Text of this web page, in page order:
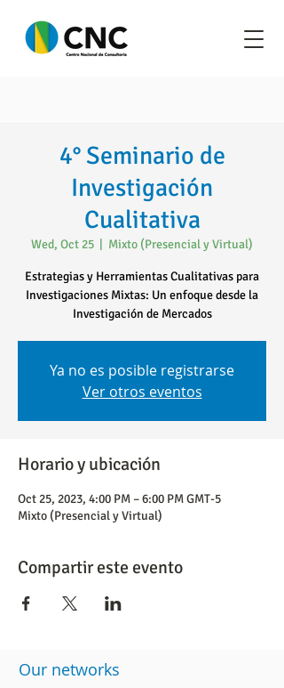
4° Seminario de
Investigación
Cualitativa
Wed, Oct 25 Mixto (Presencial y Virtual)
Estrategias y Herramientas Cualitativas para
Investigaciones Mixtas: Un enfoque desde la
Investigación de Mercados
Ya no es posible registrarse
Ver otros eventos
Horario y ubicación
Oct 25, 2023, 4:00 PM – 6:00 PM GMT-5
Mixto (Presencial y Virtual)
Compartir este evento
​Our networks